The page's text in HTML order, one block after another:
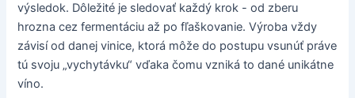
výsledok. Dôležité je sledovať každý krok - od zberu
hrozna cez fermentáciu až po fľaškovanie. Výroba vždy
závisí od danej vinice, ktorá môže do postupu vsunúť práve
tú svoju „vychytávku“ vďaka čomu vzniká to dané unikátne
víno.